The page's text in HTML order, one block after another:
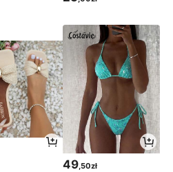
49,50zł